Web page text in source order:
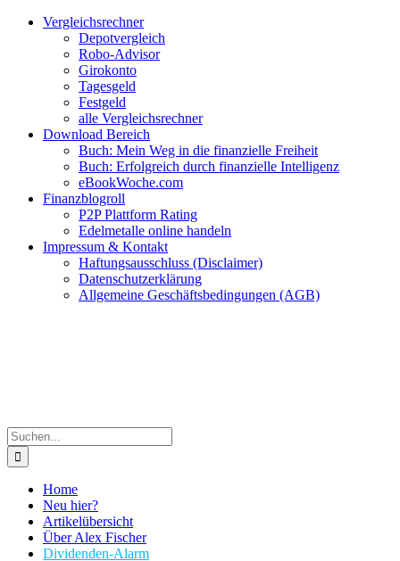
Zum
Facebook
Twitter
Instagram
Pinterest
YouTubeVergleichsrechner
Depotvergleich
Robo-Advisor
Girokonto
Tagesgeld
Festgeld
alle Vergleichsrechner
Download Bereich
Buch: Mein Weg in die finanzielle Freiheit
Buch: Erfolgreich durch finanzielle Intelligenz
eBookWoche.com
Finanzblogroll
P2P Plattform Rating
Edelmetalle online handeln
Impressum & Kontakt
Haftungsausschluss (Disclaimer)
Datenschutzerklärung
Allgemeine Geschäftsbedingungen (AGB)
Suche
nach:
Home
Neu hier?
Artikelübersicht
Über Alex Fischer
Dividenden-Alarm